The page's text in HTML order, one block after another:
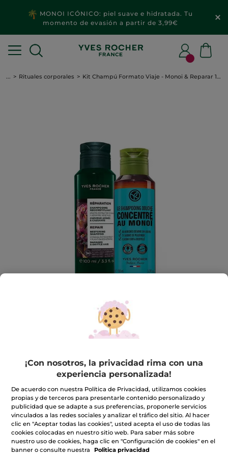
MONOI ICÓNICO: piel suave e hidratada. Tu
momento de evasión a partir de 3,99€
... Rituales corporales Kit Champú Formato Viaje - Monoi & Reparar 100ml
Reparar 100ml
3.6 ★★★★★
★★★★★
3.6
de
estrellas.
Leer
reseñas
de
Kit
(17)INCLUIR UNA RESEÑA
8,49€
Cantidad
¡Con nosotros, la privacidad rima con una
experiencia personalizada!
De acuerdo con nuestra Política de Privacidad, utilizamos cookies
propias y de terceros para presentarle contenido personalizado y
publicidad que se adapte a sus preferencias, proponerle servicios
vinculados a las redes sociales y analizar el tráfico del sitio. Al hacer
clic en "Aceptar todas las cookies", usted acepta el uso de todas las
cookies colocadas en nuestro sitio web. Para saber más sobre
nuestro uso de cookies, haga clic en "Configuración de cookies" en el
banner o consulte nuestra
Politica privacidad